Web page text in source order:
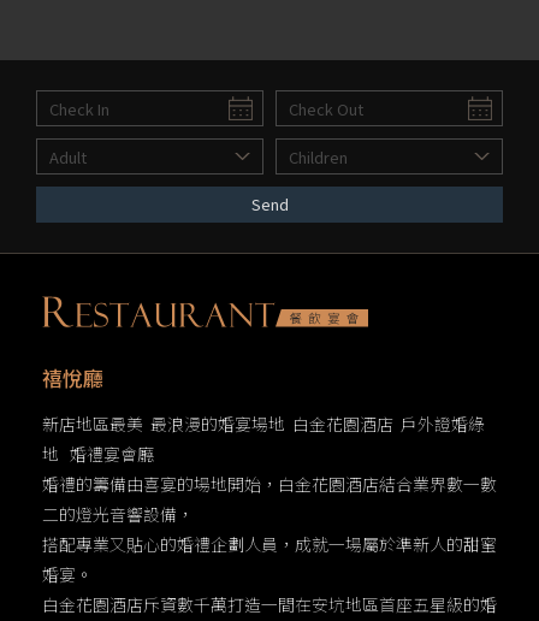
Send
禧悅廳
新店地區最美 最浪漫的婚宴場地 白金花園酒店 戶外證婚綠
地 婚禮宴會廳
婚禮的籌備由喜宴的場地開始，白金花園酒店結合業界數一數
二的燈光音響設備，
搭配專業又貼心的婚禮企劃人員，成就一場屬於準新人的甜蜜
婚宴。
白金花園酒店斥資數千萬打造一間在安坑地區首座五星級的婚